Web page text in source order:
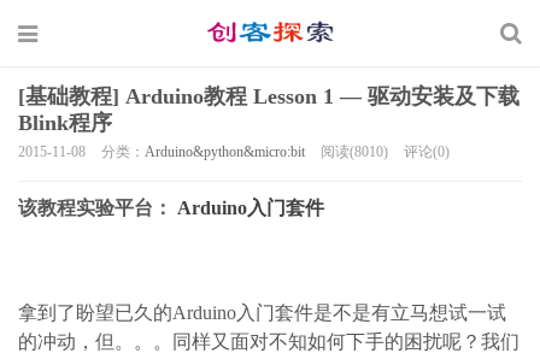
[基础教程] Arduino教程 Lesson 1 — 驱动安装及下载
Blink程序
2015-11-08 分类： Arduino&python&micro:bit 阅读(8010) 评论(0)
该教程实验平台： Arduino入门套件
拿到了盼望已久的Arduino入门套件是不是有立马想试一试
的冲动，但。。。同样又面对不知如何下手的困扰呢？我们